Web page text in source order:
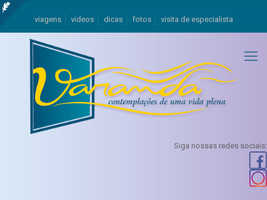
viagens videos dicas fotos visita de especialista
Siga nossas redes sociais: